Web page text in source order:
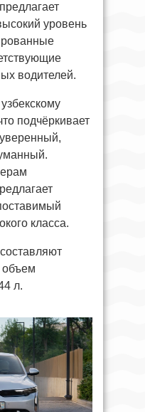
уровень
водителей.
подчёркивает
класса.
л.